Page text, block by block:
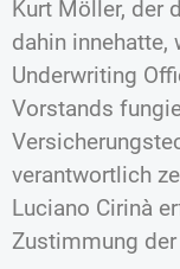
Kurt Möller, der
dahin innehatte,
Underwriting
Vorstands
verantwortlich
Luciano Cirinà
Zustimmung